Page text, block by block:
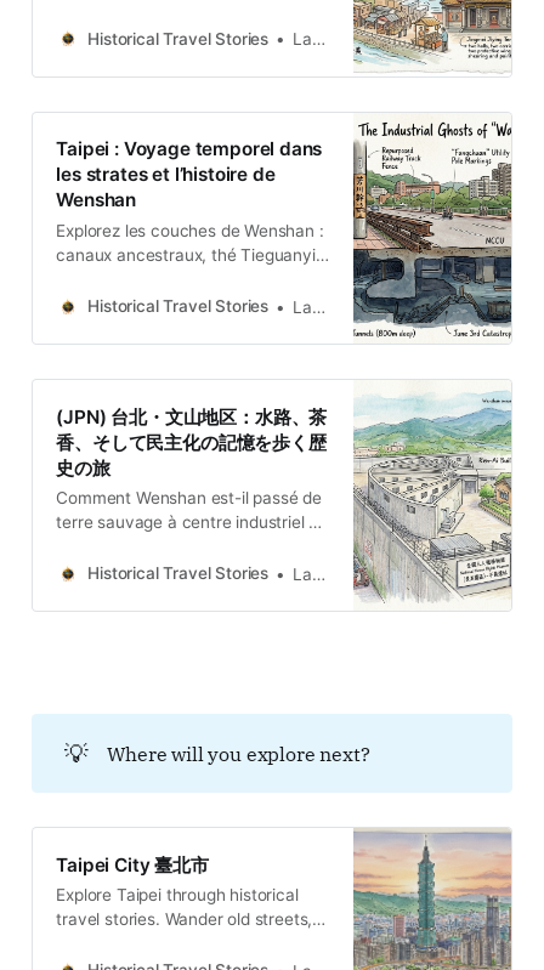
humanos: recorra las cicatrices
Historical Travel Stories Lawrence
Taipei : Voyage temporel dans
les strates et l’histoire de
Wenshan
Explorez les couches de Wenshan :
canaux ancestraux, thé Tieguanyin,
Terreur Blanche. Une odyssée
Historical Travel Stories Lawrence
(JPN) 台北・文山地区：水路、茶
香、そして民主化の記憶を歩く歴
史の旅
Comment Wenshan est-il passé de
terre sauvage à centre industriel ?
charbon sur Wenshan ? Quel rôle
醫院，穿梭權力地景、黑暗觀光與民
主轉型地圖的五個故事與哲學思辨。
穿梭台北中正區，從威權象徵的自由
廣場到隱匿書香的牯嶺街。我們將探
生哲學。透過五個層疊的歷史故事與
空間觀察，剖析權力與創傷如何轉化
為民主重生的養分，
Historical Travel Stories Lawrence
💡 Where will you explore next?
Taipei City 臺北市
Explore Taipei through historical
travel stories. Wander old streets,